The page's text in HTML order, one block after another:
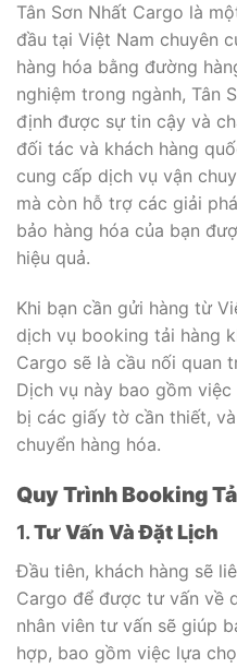
Tân Sơn Nhất Cargo là
đầu tại Việt Nam chuyên
hàng hóa bằng đường
nghiệm trong ngành, Tân
định được sự tin cậy và
đối tác và khách hàng
cung cấp dịch vụ vận
mà còn hỗ trợ các giải
bảo hàng hóa của bạn
hiệu quả.
Khi bạn cần gửi hàng từ
dịch vụ booking tải hàng
Cargo sẽ là cầu nối quan
Dịch vụ này bao gồm
bị các giấy tờ cần thiết,
chuyển hàng hóa.
Quy Trình Booking
1.Tư Vấn Và Đặt Lịch
Đầu tiên, khách hàng sẽ
Cargo để được tư vấn về
nhân viên tư vấn sẽ giúp
hợp, bao gồm việc lựa